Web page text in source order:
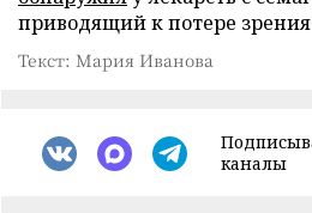
приводящий к потере
Текст: Мария Иванова
каналы